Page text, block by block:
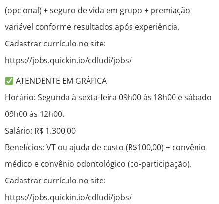
(opcional) + seguro de vida em grupo + premiação
variável conforme resultados após experiência.
Cadastrar currículo no site:
https://jobs.quickin.io/cdludi/jobs/
ATENDENTE EM GRÁFICA
Horário: Segunda à sexta-feira 09h00 às 18h00 e sábado
09h00 às 12h00.
Salário: R$ 1.300,00
Benefícios: VT ou ajuda de custo (R$100,00) + convênio
médico e convênio odontológico (co-participação).
Cadastrar currículo no site:
https://jobs.quickin.io/cdludi/jobs/